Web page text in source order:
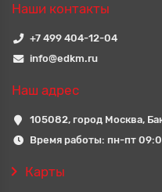
Наши контакты
+7 499 404-12-04
info@edkm.ru
Наш адрес
105082, город Москва,
Время работы: пн-пт
Карты